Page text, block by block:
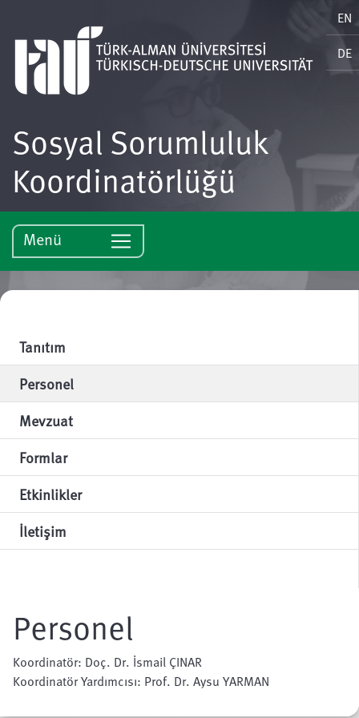
EN
DE
Sosyal Sorumluluk
Koordinatörlüğü
Menü
Tanıtım
Personel
Mevzuat
Formlar
Etkinlikler
İletişim
Personel
Koordinatör: Doç. Dr. İsmail ÇINAR
Koordinatör Yardımcısı: Prof. Dr. Aysu YARMAN